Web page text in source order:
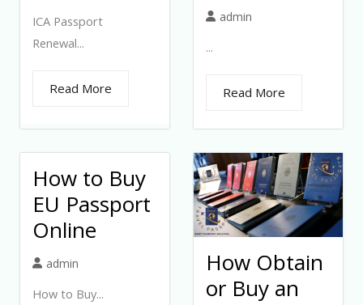
ICA Passport
Renewal...
Read More
admin
...
Read More
How to Buy
EU Passport
Online
admin
How to Buy...
How Obtain
or Buy an